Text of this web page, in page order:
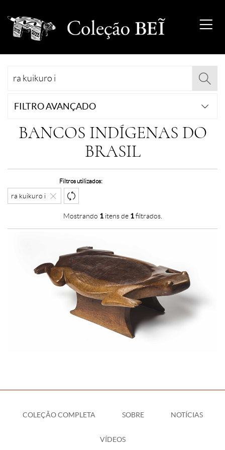
FILTRO AVANÇADO
BANCOS INDÍGENAS DO
BRASIL
Filtros utilizados:
ra kuikuro i
Mostrando 1itens de 1filtrados.
COLEÇÃO COMPLETA SOBRE NOTÍCIAS
VÍDEOS